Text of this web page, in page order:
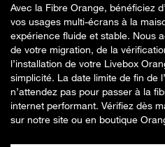
Avec la Fibre Orange, bénéficiez
vos usages multi-écrans à la
expérience fluide et stable. Nous
de votre migration, de la
l’installation de votre Livebox
simplicité. La date limite de fin de
n’attendez pas pour passer à la
internet performant. Vérifiez dès
sur notre site ou en boutique